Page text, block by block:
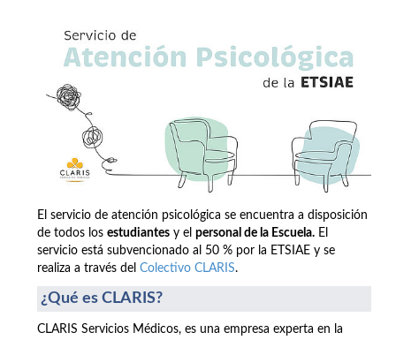
El servicio de atención psicológica se encuentra a disposición
de todos los estudiantes y el personal de la Escuela. El
servicio está subvencionado al 50 % por la ETSIAE y se
realiza a través del Colectivo CLARIS.
¿Qué es CLARIS?
CLARIS Servicios Médicos, es una empresa experta en la